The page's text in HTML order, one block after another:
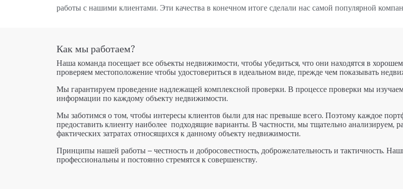
работы с нашими клиентами. Эти качества в конечном итоге сделали нас самой популярной
Как мы работаем?
Наша команда посещает все объекты недвижимости, чтобы убедиться, что они находятся в
проверяем местоположение чтобы удостовериться в идеальном виде, прежде чем показывать
Мы гарантируем проведение надлежащей комплексной проверки. В процессе проверки мы
информации по каждому объекту недвижимости.
Мы заботимся о том, чтобы интересы клиентов были для нас превыше всего. Поэтому каждое
предоставить клиенту наиболее подходящие варианты. В частности, мы тщательно анализируем,
фактических затратах относящихся к данному объекту недвижимости.
Принципы нашей работы – честность и добросовестность, доброжелательность и тактичность.
профессиональны и постоянно стремятся к совершенству.